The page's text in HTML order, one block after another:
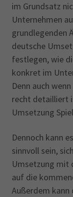
im Grundsatz
Unternehmen
grundlegenden
deutsche
festlegen, wie
konkret im
Denn auch
recht detailliert
Umsetzung
Dennoch kann
sinnvoll sein,
Umsetzung mit
auf die
Außerdem